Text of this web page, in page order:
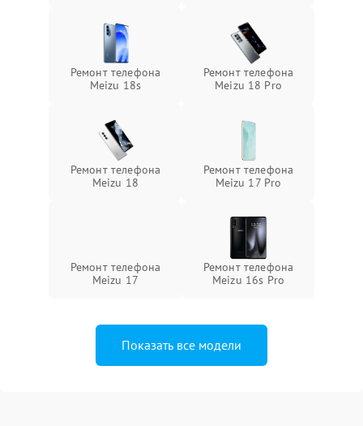
Ремонт телефона
Meizu 18s
Ремонт телефона
Meizu 18 Pro
Ремонт телефона
Meizu 18
Ремонт телефона
Meizu 17 Pro
Ремонт телефона
Meizu 17
Ремонт телефона
Meizu 16s Pro
Показать все модели